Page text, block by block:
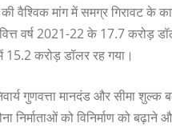
की वैश्विक मांग में समग्र गिरावट के
वित्त वर्ष 2021-22 के 17.7 करोड़
करोड़ डॉलर रह गया।
गुणवत्ता मानदंड और सीमा शुल्क
निर्माताओं को विनिर्माण को बढ़ाने